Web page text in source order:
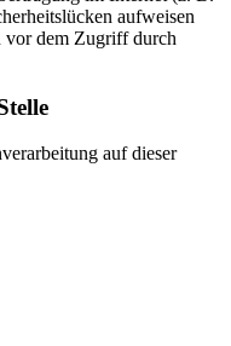
aufweisen
vor dem Zugriff durch
auf dieser